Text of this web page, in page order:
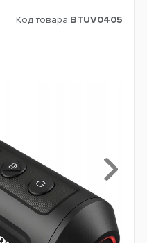
Код товара:BTUV0405